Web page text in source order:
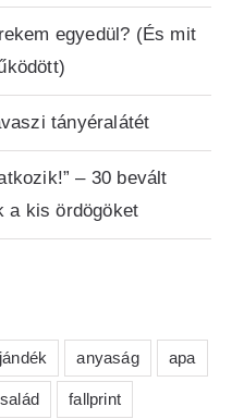
egyedül? (És mit
tányéralátét
– 30 bevált
a kis ördögöket
anyaság apa
fallprint